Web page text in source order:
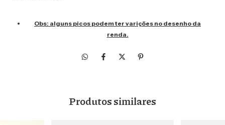
Obs: alguns picos podem ter varições no desenho da
renda.
Produtos similares